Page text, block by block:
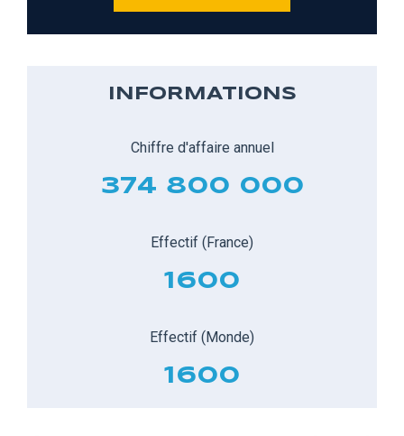
INFORMATIONS
Chiffre d'affaire annuel
374 800 000
Effectif (France)
1600
Effectif (Monde)
1600